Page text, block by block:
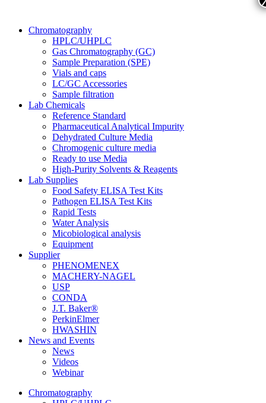
Chromatography
HPLC/UHPLC
Gas Chromatography (GC)
Sample Preparation (SPE)
Vials and caps
LC/GC Accessories
Sample filtration
Lab Chemicals
Reference Standard
Pharmaceutical Analytical Impurity
Dehydrated Culture Media
Chromogenic culture media
Ready to use Media
High-Purity Solvents & Reagents
Lab Supplies
Food Safety ELISA Test Kits
Pathogen ELISA Test Kits
Rapid Tests
Water Analysis
Micobiological analysis
Equipment
Supplier
PHENOMENEX
MACHERY-NAGEL
USP
CONDA
J.T. Baker®
PerkinElmer
HWASHIN
News and Events
News
Videos
Webinar
Chromatography